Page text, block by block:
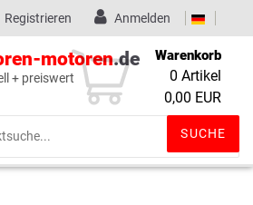
Wunschliste (0)
Anmelden
Registrieren
motoren.de
+ preiswert
SUCHE
Warenkorb
0 Artikel
0,00 EUR